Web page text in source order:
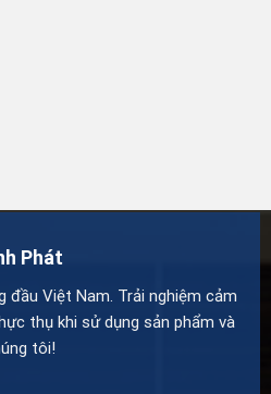
Phát
đầu Việt Nam. Trải nghiệm cảm
thụ khi sử dụng sản phẩm và
tôi!